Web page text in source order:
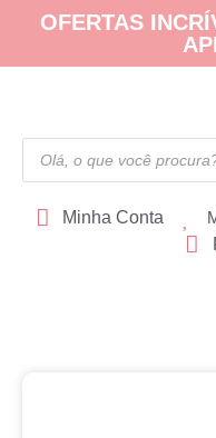
OFERTAS
Minha Conta